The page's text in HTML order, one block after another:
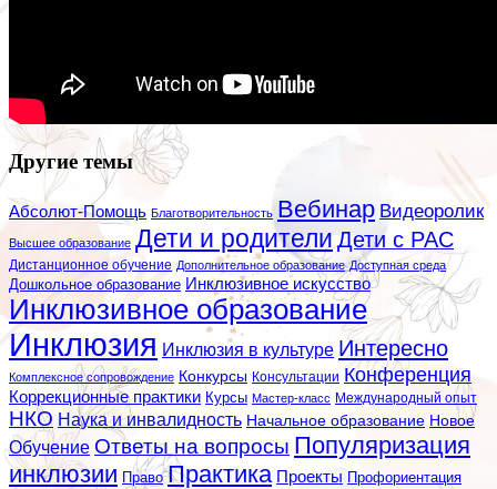
Другие темы
Абсолют-Помощь Благотворительность Вебинар Видеоролик
Высшее образование Дети и родителиДети с РАС
Дистанционное обучение Дополнительное образование Доступная среда
Дошкольное образование Инклюзивное искусство
Инклюзивное образование
Инклюзия Инклюзия в культуре Интересно
Комплексное сопровождение Конкурсы Консультации Конференция
Коррекционные практики Курсы Мастер-класс Международный опыт
НКО Наука и инвалидность Начальное образование Новое
Обучение Ответы на вопросы Популяризация
инклюзии Право Практика Проекты Профориентация